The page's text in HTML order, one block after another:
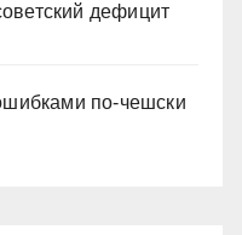
дефицит
по-чешски